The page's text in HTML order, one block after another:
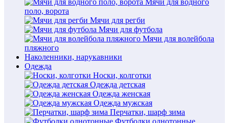
Мячи для водного
поло, ворота
Мячи для регби
Мячи для футбола
Мячи для волейбола
пляжного
Наколенники, нарукавники
Одежда
Носки, колготки
Одежда детская
Одежда женская
Одежда мужская
Перчатки, шарф зима
Футболки однотонные